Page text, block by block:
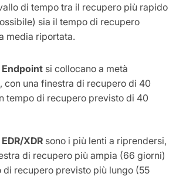
di tempo tra il recupero più rapido
sia il tempo di recupero
media riportata.
si collocano a metà
con una finestra di recupero di 40
tempo di recupero previsto di 40
XDR sono i più lenti a riprendersi,
di recupero più ampia (66 giorni)
di recupero previsto più lungo (55